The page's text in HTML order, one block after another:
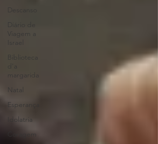
Viagem a
Israel
Biblioteca
margarida
Natal
Esperança
Idolatria
Coragem